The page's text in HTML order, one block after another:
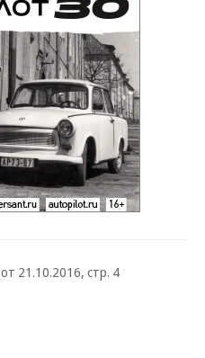
от 21.10.2016, стр. 4